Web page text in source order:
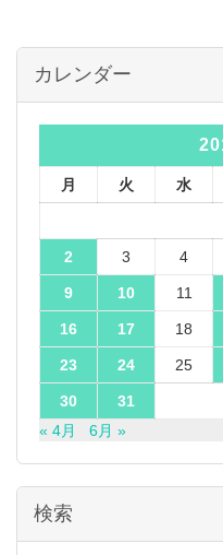
カレンダー
月 火 水
2 3 4
9 10 11
16 17 18
23 24 25
30
31
« 4月
6月 »
検索